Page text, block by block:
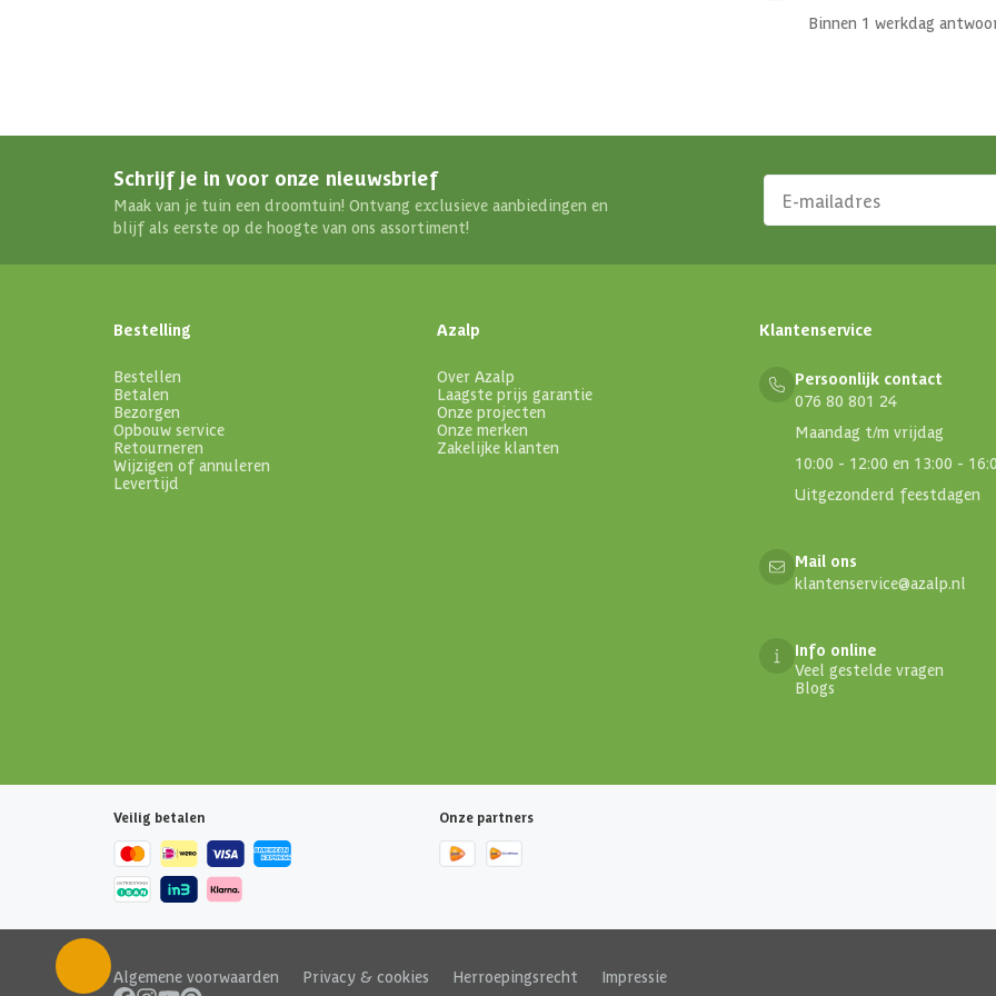
Binnen 1 werkdag
Schrijf je in voor onze nieuwsbrief
Maak van je tuin een droomtuin! Ontvang exclusieve aanbiedingen en
blijf als eerste op de hoogte van ons assortiment!
Bestelling
Bestellen
Betalen
Bezorgen
Opbouw service
Retourneren
Wijzigen of annuleren
Levertijd
Azalp
Over Azalp
Laagste prijs garantie
Onze projecten
Onze merken
Zakelijke klanten
Klantenservice
Persoonlijk contact
076 80 801 24
Maandag t/m vrijdag
10:00 - 12:00 en 13:00 -
Uitgezonderd feestdagen
Mail ons
klantenservice@azalp.nl
Info online
Veel gestelde vragen
Blogs
Veilig betalen Onze partners
Algemene voorwaarden Privacy & cookies Herroepingsrecht Impressie